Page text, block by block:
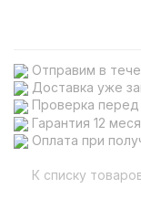
Отправим в
Доставка уже
Проверка перед
Гарантия 12
Оплата при
К списку